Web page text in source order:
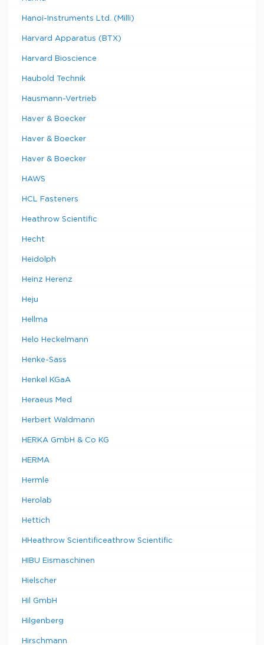
Hanoi-Instruments Ltd. (Milli)
Harvard Apparatus (BTX)
Harvard Bioscience
Haubold Technik
Hausmann-Vertrieb
Haver & Boecker
Haver & Boecker
Haver & Boecker
HAWS
HCL Fasteners
Heathrow Scientific
Hecht
Heidolph
Heinz Herenz
Heju
Hellma
Helo Heckelmann
Henke-Sass
Henkel KGaA
Heraeus Med
Herbert Waldmann
HERKA GmbH & Co KG
HERMA
Hermle
Herolab
Hettich
HHeathrow Scientificeathrow Scientific
HIBU Eismaschinen
Hielscher
Hil GmbH
Hilgenberg
Hirschmann